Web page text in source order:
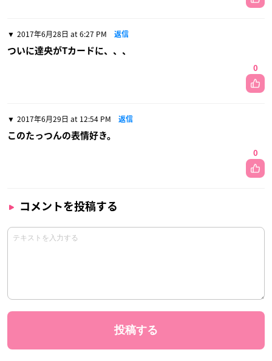
2017年6月28日 at 6:27 PM 返信
ついに達央がTカードに、、、
0
2017年6月29日 at 12:54 PM 返信
このたっつんの表情好き。
0
コメントを投稿する